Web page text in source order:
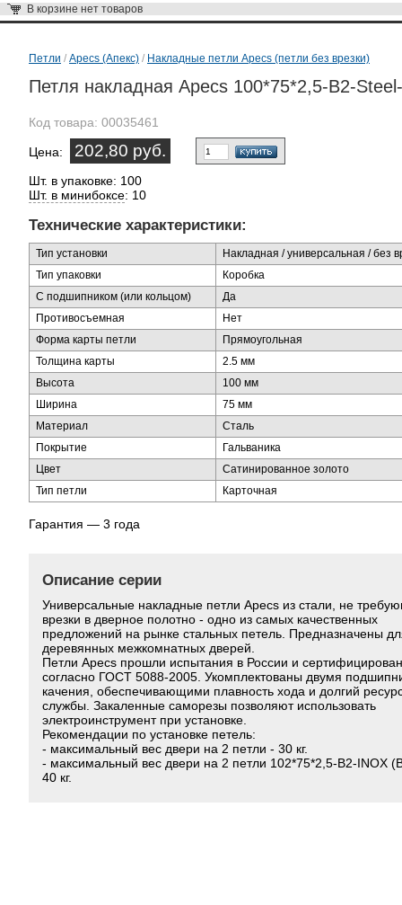
В корзине нет товаров
Петли / Apecs (Апекс) / Накладные петли Apecs (петли без врезки)
Петля накладная Apecs 100*75*2,5-B2-
Код товара: 00035461
Цена: 202,80 руб.
Шт. в упаковке: 100
Шт. в минибоксе: 10
Технические характеристики:
Тип установки
Накладная / универсальная / без
Тип упаковки
Коробка
С подшипником (или кольцом)
Да
Противосъемная
Нет
Форма карты петли
Прямоугольная
Толщина карты
2.5 мм
Высота
100 мм
Ширина
75 мм
Материал
Сталь
Покрытие
Гальваника
Цвет
Сатинированное золото
Тип петли
Карточная
Гарантия — 3 года
Описание серии
Универсальные накладные петли Apecs из стали, не
врезки в дверное полотно - одно из самых качественных
предложений на рынке стальных петель. Предназначены
деревянных межкомнатных дверей.
Петли Apecs прошли испытания в России и
согласно ГОСТ 5088-2005. Укомплектованы двумя
качения, обеспечивающими плавность хода и долгий
службы. Закаленные саморезы позволяют использовать
электроинструмент при установке.
Рекомендации по установке петель:
- максимальный вес двери на 2 петли - 30 кг.
- максимальный вес двери на 2 петли 102*75*2,5-B2-INOX
40 кг.